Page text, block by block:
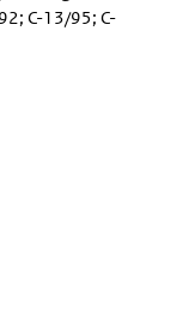
C-13/95; C-